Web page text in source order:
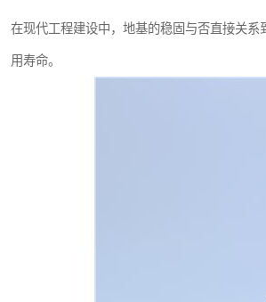
在现代工程建设中，地基的稳固与否直接关系
用寿命。